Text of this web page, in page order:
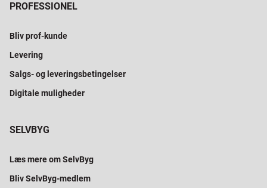
PROFESSIONEL
Bliv prof-kunde
Levering
Salgs- og leveringsbetingelser
Digitale muligheder
SELVBYG
Læs mere om SelvByg
Bliv SelvByg-medlem